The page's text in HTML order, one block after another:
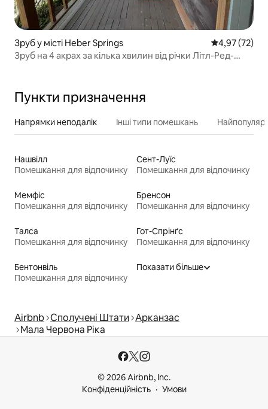
Зруб у місті Heber Springs Середня
4,97 (72)
Зруб на 4 акрах за кілька хвилин від річки Літл-Ред-
Пункти призначення
Напрямки неподалік Інші типи помешкань
Нашвілл
Помешкання для відпочинку
Сент-Луїс
Помешкання для відпочинку
Мемфіс
Помешкання для відпочинку
Бренсон
Помешкання для відпочинку
Талса
Помешкання для відпочинку
Гот-Спрінґс
Помешкання для відпочинку
Бентонвіль
Помешкання для відпочинку
Показати більше
Airbnb Сполучені Штати Арканзас
Мала Червона Ріка
© 2026 Airbnb, Inc.
Конфіденційність
Умови